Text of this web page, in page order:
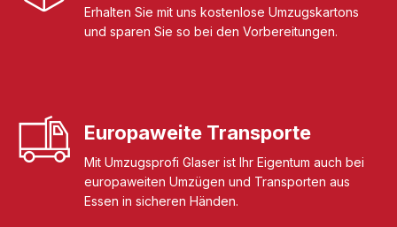
Erhalten Sie mit uns kostenlose Umzugskartons
und sparen Sie so bei den Vorbereitungen.
Europaweite Transporte
Mit Umzugsprofi Glaser ist Ihr Eigentum auch bei
europaweiten Umzügen und Transporten aus
Essen in sicheren Händen.